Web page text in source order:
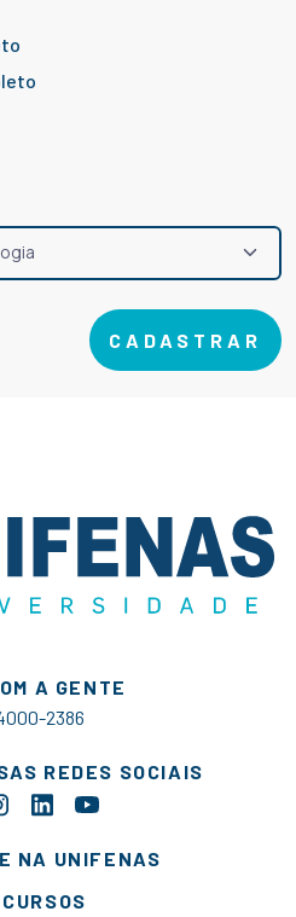
CADASTRAR
A GENTE
2386
REDES SOCIAIS
NA UNIFENAS
CURSOS